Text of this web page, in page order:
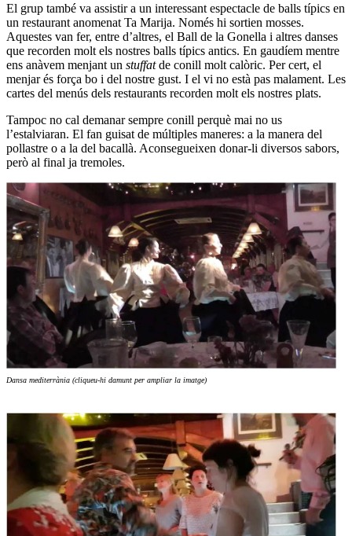
El grup també va assistir a un interessant espectacle de balls típics en
un restaurant anomenat Ta Marija. Només hi sortien mosses.
Aquestes van fer, entre d’altres, el Ball de la Gonella i altres danses
que recorden molt els nostres balls típics antics. En gaudíem mentre
ens anàvem menjant un stuffatde conill molt calòric. Per cert, el
menjar és força bo i del nostre gust. I el vi no està pas malament. Les
cartes del menús dels restaurants recorden molt els nostres plats.
Tampoc no cal demanar sempre conill perquè mai no us
l’estalviaran. El fan guisat de múltiples maneres: a la manera del
pollastre o a la del bacallà. Aconsegueixen donar-li diversos sabors,
però al final ja tremoles.
Dansa mediterrània (cliqueu-hi damunt per ampliar la imatge)